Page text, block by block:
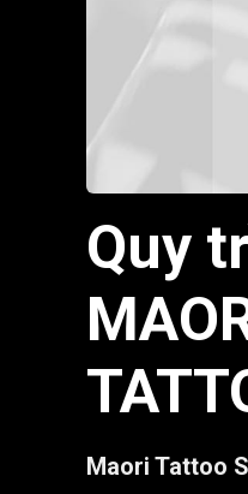
Quy
Maori Tattoo